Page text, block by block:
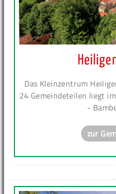
Das Kleinzentrum
24 Gemeindeteilen liegt
-
zur